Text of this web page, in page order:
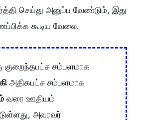
செய்து அனுப்ப வேண்டும், இது
கூடிய வேலை.
குறைந்தபட்ச சம்பளமாக
அதிகபட்ச சம்பளமாக
வரை ஊதியம்
அவரவர்